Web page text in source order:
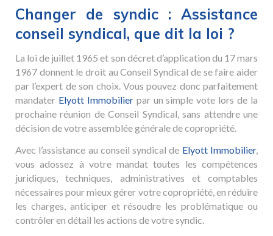
Changer de syndic : Assistance
conseil syndical, que dit la loi ?
La loi de juillet 1965 et son décret d’application du 17 mars
1967 donnent le droit au Conseil Syndical de se faire aider
par l’expert de son choix. Vous pouvez donc parfaitement
mandater Elyott Immobilierpar un simple vote lors de la
prochaine réunion de Conseil Syndical, sans attendre une
décision de votre assemblée générale de copropriété.
Avec l’assistance au conseil syndical de Elyott Immobilier,
vous adossez à votre mandat toutes les compétences
juridiques, techniques, administratives et comptables
nécessaires pour mieux gérer votre copropriété, en réduire
les charges, anticiper et résoudre les problématique ou
contrôler en détail les actions de votre syndic.